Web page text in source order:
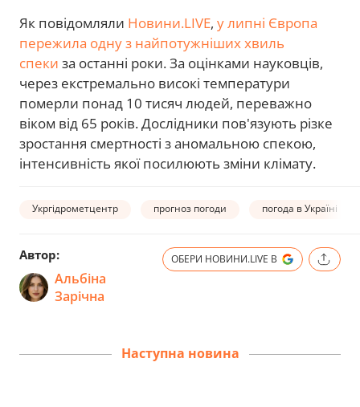
Як повідомляли Новини.LIVE, у липні Європа
пережила одну з найпотужніших хвиль
спеки за останні роки. За оцінками науковців,
через екстремально високі температури
померли понад 10 тисяч людей, переважно
віком від 65 років. Дослідники пов'язують різке
зростання смертності з аномальною спекою,
інтенсивність якої посилюють зміни клімату.
Укргідрометцентр прогноз погоди погода в Україні
Автор:
Альбіна
Зарічна
ОБЕРИ НОВИНИ.LIVE В
Наступна новина